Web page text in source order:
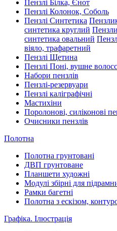
Пензлі Білка, Єнот
Пензлі Колонок, Соболь
Пензлі Синтетика
синтетика круглий
синтетика овальний
віяло, трафаретний
Пензлі Щетина
Пензлі Поні, вушне
Набори пензлів
Пензлі-резервуари
Пензлі каліграфічні
Мастихіни
Поролонові, силіконові
Очисники пензлів
Полотна
Полотна грунтовані
ДВП грунтоване
Планшети художні
Модулі збірні для
Рамки багетні
Полотна з ескізом,
Графіка. Ілюстрація